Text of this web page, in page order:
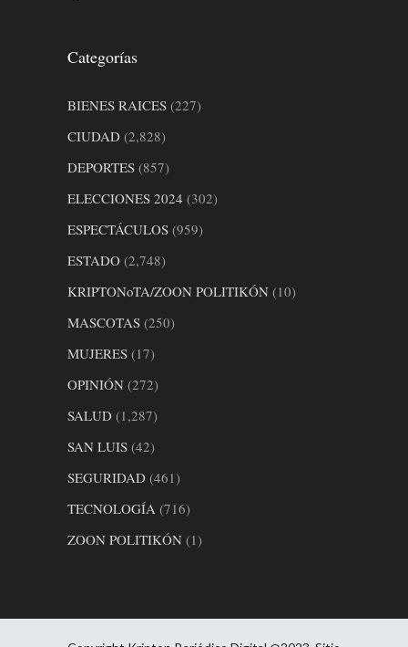
Categorías
BIENES RAICES (227)
CIUDAD (2,828)
DEPORTES (857)
ELECCIONES 2024 (302)
ESPECTÁCULOS (959)
ESTADO (2,748)
KRIPTONoTA/ZOON POLITIKÓN (10)
MASCOTAS (250)
MUJERES (17)
OPINIÓN (272)
SALUD (1,287)
SAN LUIS (42)
SEGURIDAD (461)
TECNOLOGÍA (716)
ZOON POLITIKÓN (1)